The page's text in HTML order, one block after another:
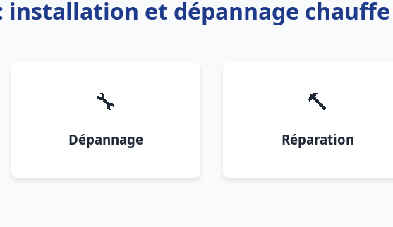
installation et dépannage chauffe
🔧
Dépannage
🔨
Réparation